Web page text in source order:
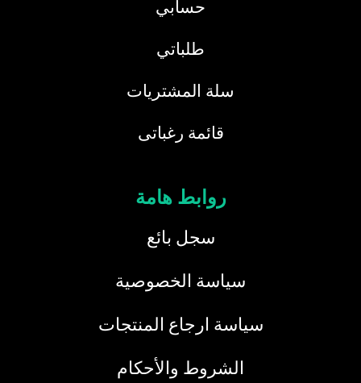
حسابي
طلباتي
سلة المشتريات
قائمة رغباتى
روابط هامة
سجل بائع
سياسة الخصوصية
سياسة ارجاع المنتجات
الشروط والأحكام